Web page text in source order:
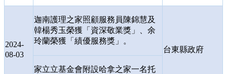
2024-
08-03
迦南護理之家照顧服務員陳錦慧及
韓楊秀玉榮獲「資深敬業獎」、余
玲蘭榮獲「績優服務獎」。
台東縣政府
家立立基金會附設哈拿之家一名托